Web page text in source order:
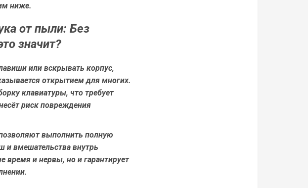
ниже.
от пыли: Без
значит?
или вскрывать корпус,
открытием для многих.
клавиатуры, что требует
риск повреждения
выполнить полную
и вмешательства внутрь
время и нервы, но и гарантирует